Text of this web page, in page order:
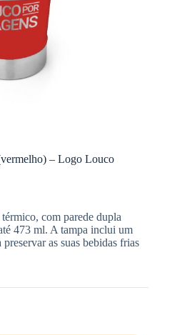
– Logo Louco
com parede dupla
473 ml. A tampa inclui um
as suas bebidas frias